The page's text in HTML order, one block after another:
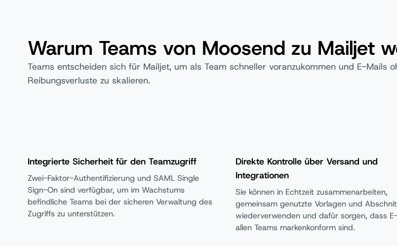
Warum Teams von Moosend zu Mailjet
Teams entscheiden sich für Mailjet, um als Team schneller voranzukommen und E-Mails
Reibungsverluste zu skalieren.
Integrierte Sicherheit für den Teamzugriff
Zwei-Faktor-Authentifizierung und SAML Single
Sign-On sind verfügbar, um im Wachstums
befindliche Teams bei der sicheren Verwaltung des
Zugriffs zu unterstützen.
Direkte Kontrolle über Versand und
Integrationen
Sie können in Echtzeit zusammenarbeiten,
gemeinsam genutzte Vorlagen und
wiederverwenden und dafür sorgen, dass
allen Teams markenkonform sind.